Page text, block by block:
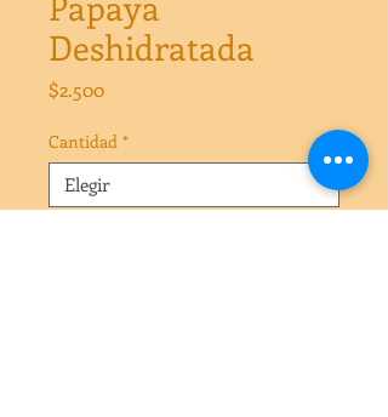
Deshidratada
$2.500Precio
Cantidad *